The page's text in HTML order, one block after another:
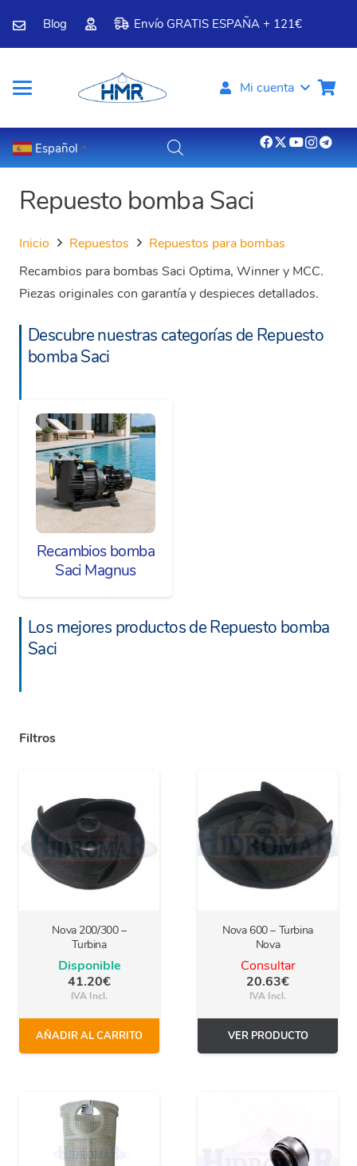
Blog Envío GRATIS ESPAÑA + 121€
Mi cuenta
Español ▼
Repuesto bomba Saci
Inicio Repuestos
Repuestos para bombas
Recambios para bombas Saci Optima, Winner y MCC.
Piezas originales con garantía y despieces detallados.
Descubre nuestras categorías de Repuesto
bomba Saci
Recambios bomba
Saci Magnus
Los mejores productos de Repuesto bomba
Saci
Filtros
Nova 200/300 –
Turbina
Disponible
41.20€
IVA Incl.
AÑADIR AL CARRITO
Nova 600 – Turbina
Nova
Consultar
20.63€
IVA Incl.
VER PRODUCTO